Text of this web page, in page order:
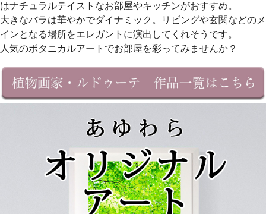
はナチュラルテイストなお部屋やキッチンがおすすめ。
大きなバラは華やかでダイナミック。リビングや玄関などのメ
インとなる場所をエレガントに演出してくれそうです。
人気のボタニカルアートでお部屋を彩ってみませんか？